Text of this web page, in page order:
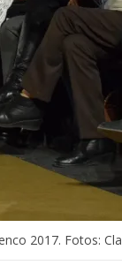
2017. Fotos: